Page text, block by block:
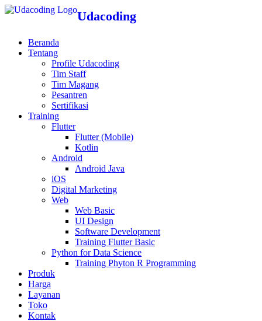
Udacoding
Beranda
Tentang
Profile Udacoding
Tim Staff
Tim Magang
Pesantren
Sertifikasi
Training
Flutter
Flutter (Mobile)
Kotlin
Android
Android Java
iOS
Digital Marketing
Web
Web Basic
UI Design
Software Development
Training Flutter Basic
Python for Data Science
Training Phyton R Programming
Produk
Harga
Layanan
Toko
Kontak